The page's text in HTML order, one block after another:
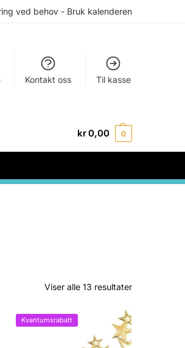
ved behov - Bruk kalenderen
Kontakt oss Til kasse
kr0,00 0
Viser alle 13 resultater
Kvantumsrabatt